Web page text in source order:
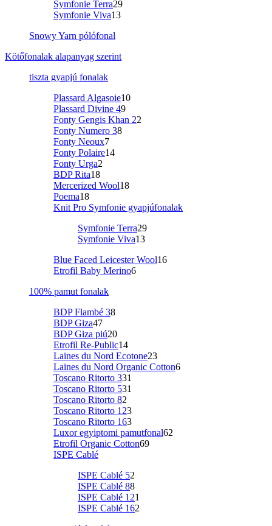
Symfonie Terra29
Symfonie Viva13
Snowy Yarn pólófonal
Kötőfonalak alapanyag szerint
tiszta gyapjú fonalak
Plassard Algasoie10
Plassard Divine 49
Fonty Gengis Khan 22
Fonty Numero 38
Fonty Neoux7
Fonty Polaire14
Fonty Urga2
BDP Rita18
Mercerized Wool18
Poema18
Knit Pro Symfonie gyapjúfonalak
Symfonie Terra29
Symfonie Viva13
Blue Faced Leicester Wool16
Etrofil Baby Merino6
100% pamut fonalak
BDP Flambé 38
BDP Giza47
BDP Giza piú20
Etrofil Re-Public14
Laines du Nord Ecotone23
Laines du Nord Organic Cotton6
Toscano Ritorto 331
Toscano Ritorto 531
Toscano Ritorto 82
Toscano Ritorto 123
Toscano Ritorto 163
Luxor egyiptomi pamutfonal62
Etrofil Organic Cotton69
ISPE Cablé
ISPE Cablé 52
ISPE Cablé 88
ISPE Cablé 121
ISPE Cablé 162